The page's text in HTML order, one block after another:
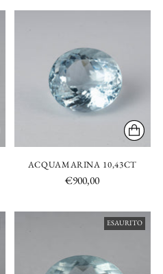
ACQUAMARINA 10,43CT
€900,00
ESAURITO